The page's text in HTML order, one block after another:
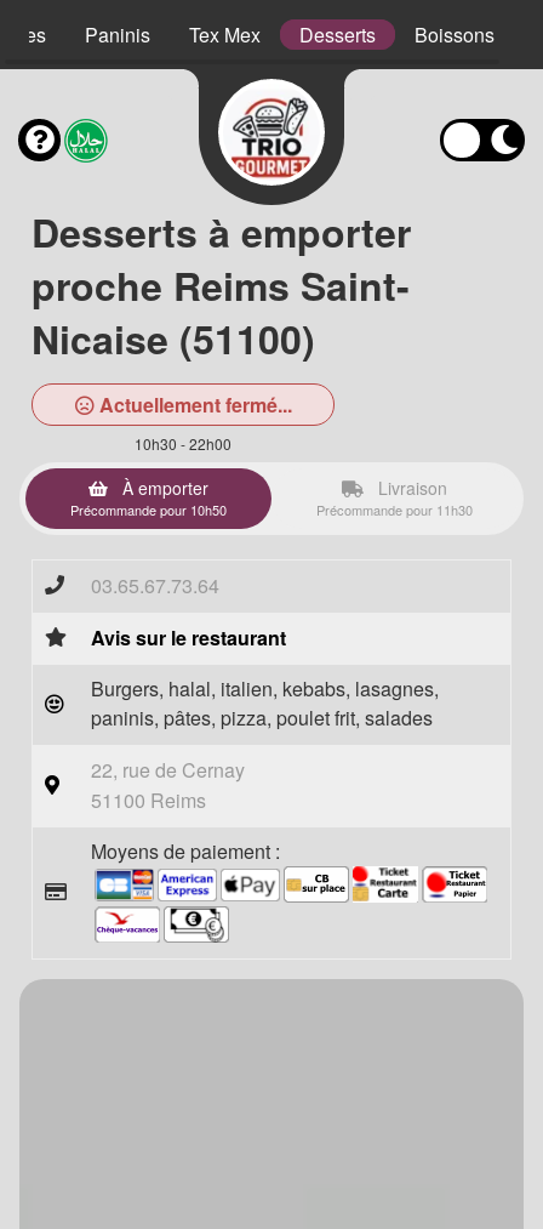
Paninis Tex Mex Desserts Boissons
Desserts à emporter
proche Reims Saint-
Nicaise (51100)
Actuellement fermé...
10h30 - 22h00
À emporter
Précommande pour 10h50
Livraison
Précommande pour 11h30
03.65.67.73.64
Avis sur le restaurant
Burgers, halal, italien, kebabs, lasagnes,
paninis, pâtes, pizza, poulet frit, salades
22, rue de Cernay
51100 Reims
Moyens de paiement :